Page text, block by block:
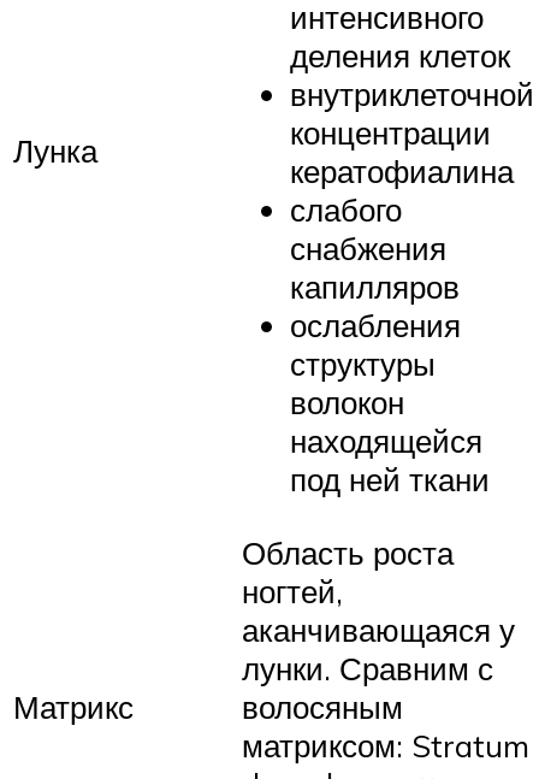
Лунка
интенсивного
деления клеток
внутриклеточной
концентрации
кератофиалина
слабого
снабжения
капилляров
ослабления
структуры
волокон
находящейся
под ней ткани
Матрикс
Область роста
ногтей,
аканчивающаяся у
лунки. Сравним с
волосяным
матриксом: Stratum